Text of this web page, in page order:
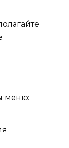
меню: